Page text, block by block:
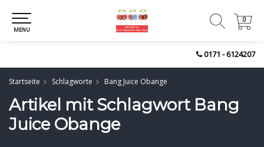
0171 - 6124207
0
0
MENU
Startseite Schlagworte Bang Juice Obange
Artikel mit Schlagwort Bang
Juice Obange